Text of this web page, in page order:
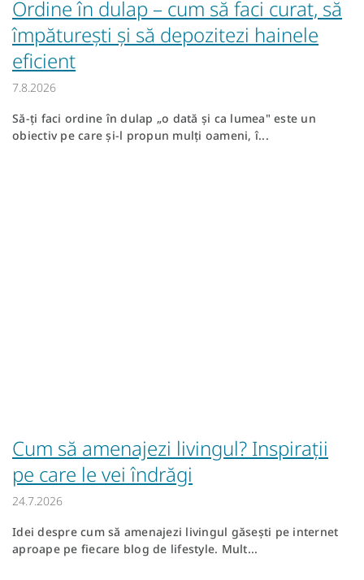
Ordine în dulap – cum să faci curat, să
împăturești și să depozitezi hainele
eficient
7.8.2026
Să-ți faci ordine în dulap „o dată și ca lumea" este un
obiectiv pe care și-l propun mulți oameni, î...
Cum să amenajezi livingul? Inspirații
pe care le vei îndrăgi
24.7.2026
Idei despre cum să amenajezi livingul găsești pe internet
aproape pe fiecare blog de lifestyle. Mult...